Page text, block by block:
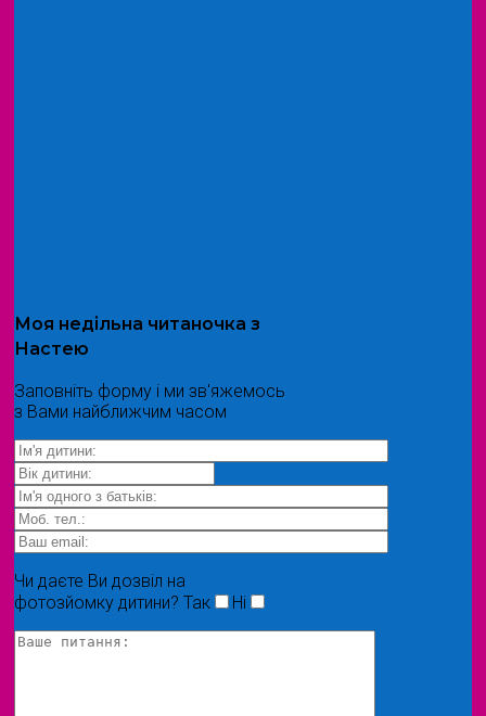
Моя недільна читаночка з
Настею
Заповніть форму і ми зв'яжемось
з Вами найближчим часом
Чи даєте Ви дозвіл на
фотозйомку дитини? Так Ні